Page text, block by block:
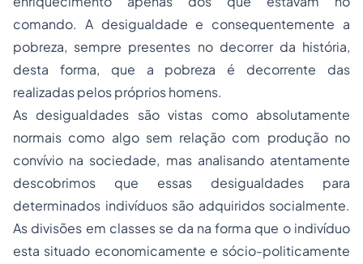
comando. A desigualdade e consequentemente a
pobreza, sempre presentes no decorrer da história,
desta forma, que a pobreza é decorrente das
realizadas pelos próprios homens.
As desigualdades são vistas como absolutamente
normais como algo sem relação com produção no
convívio na sociedade, mas analisando atentamente
descobrimos que essas desigualdades para
determinados indivíduos são adquiridos socialmente.
As divisões em classes se da na forma que o indivíduo
esta situado economicamente e sócio-politicamente